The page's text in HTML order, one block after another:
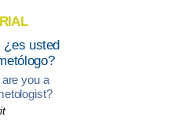
¿es usted
you a